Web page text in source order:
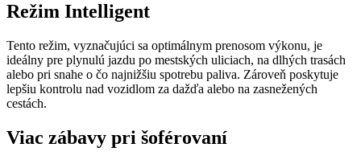
Režim Intelligent
Tento režim, vyznačujúci sa optimálnym prenosom výkonu, je
ideálny pre plynulú jazdu po mestských uliciach, na dlhých trasách
alebo pri snahe o čo najnižšiu spotrebu paliva. Zároveň poskytuje
lepšiu kontrolu nad vozidlom za dažďa alebo na zasnežených
cestách.
Viac zábavy pri šoférovaní